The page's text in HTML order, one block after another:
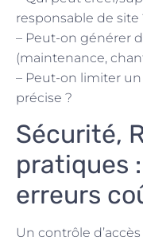
responsable de site
– Peut-on générer
(maintenance,
– Peut-on limiter
précise ?
Sécurité,
pratiques
erreurs
Un contrôle